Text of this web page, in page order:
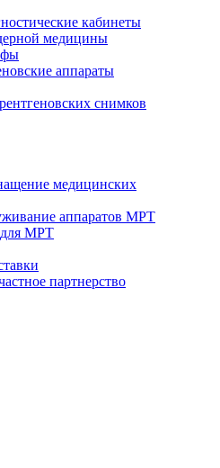
кабинеты
медицины
аппараты
снимков
медицинских
аппаратов МРТ
для МРТ
партнерство